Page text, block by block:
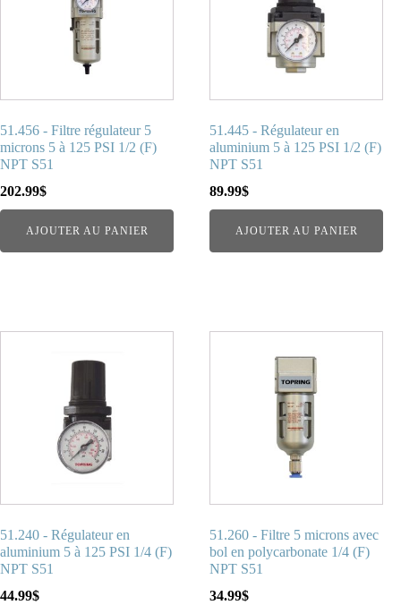
51.456 - Filtre régulateur 5
microns 5 à 125 PSI 1/2 (F)
NPT S51
202.99$
AJOUTER AU PANIER
51.445 - Régulateur en
aluminium 5 à 125 PSI 1/2 (F)
NPT S51
89.99$
AJOUTER AU PANIER
51.240 - Régulateur en
aluminium 5 à 125 PSI 1/4 (F)
NPT S51
44.99$
51.260 - Filtre 5 microns avec
bol en polycarbonate 1/4 (F)
NPT S51
34.99$